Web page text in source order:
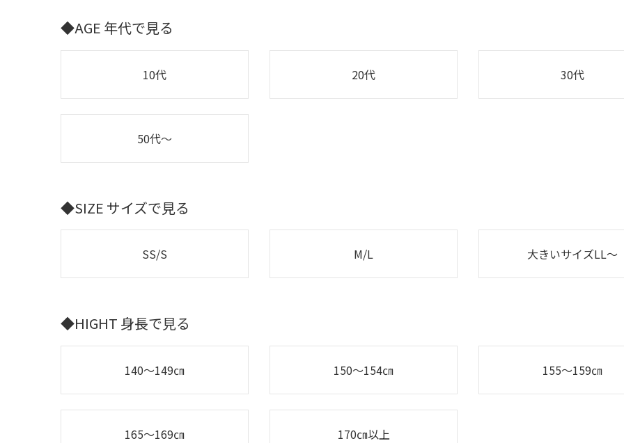
◆AGE 年代で見る
10代 20代 30代
50代～
◆SIZE サイズで見る
SS/S M/L 大きいサイズLL～
◆HIGHT 身長で見る
140～149㎝ 150～154㎝ 155～159㎝
165～169㎝ 170㎝以上